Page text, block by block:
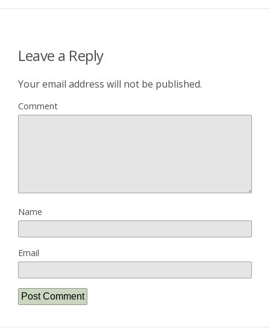
Leave a Reply
Your email address will not be published.
Comment
Name
Email